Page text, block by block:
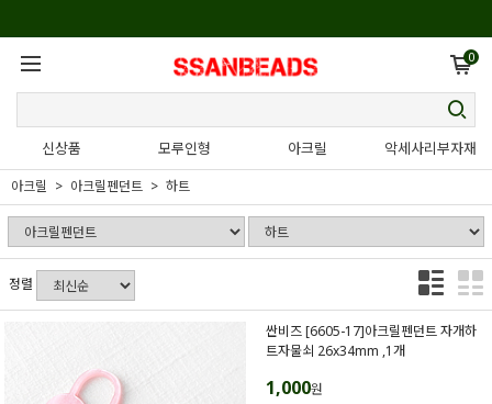
0
신상품 모루인형 아크릴 악세사리부자재
아크릴 아크릴펜던트 하트
정렬
싼비즈 [6605-17]아크릴펜던트 자개하
트자물쇠 26x34mm ,1개
1,000원